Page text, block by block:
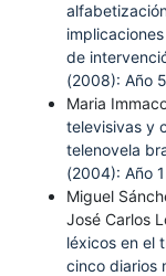
de
(2008): Año 5
Maria
televisivas y
telenovela
(2004): Año 1
Miguel
José Carlos
léxicos en el
cinco diarios